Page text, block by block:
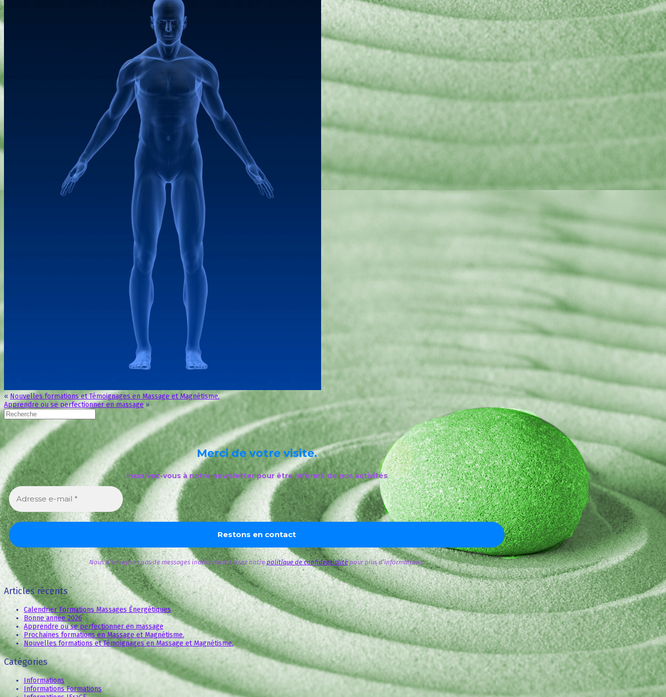
« Nouvelles formations et Témoignages en Massage et Magnétisme.
Apprendre ou se perfectionner en massage»
Merci de votre visite.
Inscrivez-vous à notre newsletter pour être informé de nos activités
Nous n’envoyons pas de messages indésirables ! Lisez notrepolitique de confidentialitépour plus d’informations.
Articles récents
Calendrier Formations Massages Énergétiques
Bonne année 2026
Apprendre ou se perfectionner en massage
Prochaines formations en Massage et Magnétisme.
Nouvelles formations et Témoignages en Massage et Magnétisme.
Catégories
Informations
Informations Formations